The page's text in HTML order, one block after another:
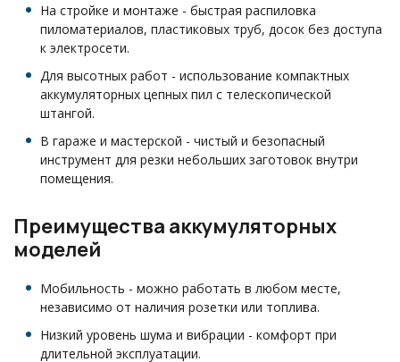
На стройке и монтаже - быстрая распиловка
пиломатериалов, пластиковых труб, досок без доступа
к электросети.
Для высотных работ - использование компактных
аккумуляторных цепных пил с телескопической
штангой.
В гараже и мастерской - чистый и безопасный
инструмент для резки небольших заготовок внутри
помещения.
Преимущества аккумуляторных
моделей
Мобильность - можно работать в любом месте,
независимо от наличия розетки или топлива.
Низкий уровень шума и вибрации - комфорт при
длительной эксплуатации.